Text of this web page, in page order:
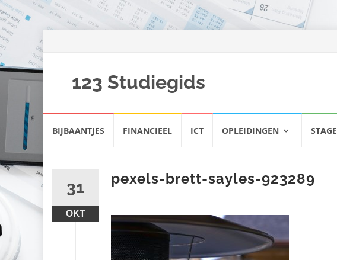
123 Studiegids
naarBIJBAANTJES FINANCIEEL ICT OPLEIDINGEN STAGE
31
OKT
pexels-brett-sayles-923289